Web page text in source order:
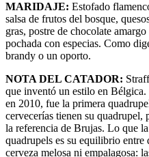
MARIDAJE: Estofado
salsa de frutos del bosque,
gras, postre de chocolate
pochada con especias. Como
brandy o un oporto.
NOTA DEL CATADOR:
que inventó un estilo en
en 2010, fue la primera
cervecerías tienen su
la referencia de Brujas. Lo que
quadrupels es su equilibrio entre
cerveza melosa ni empalagosa: